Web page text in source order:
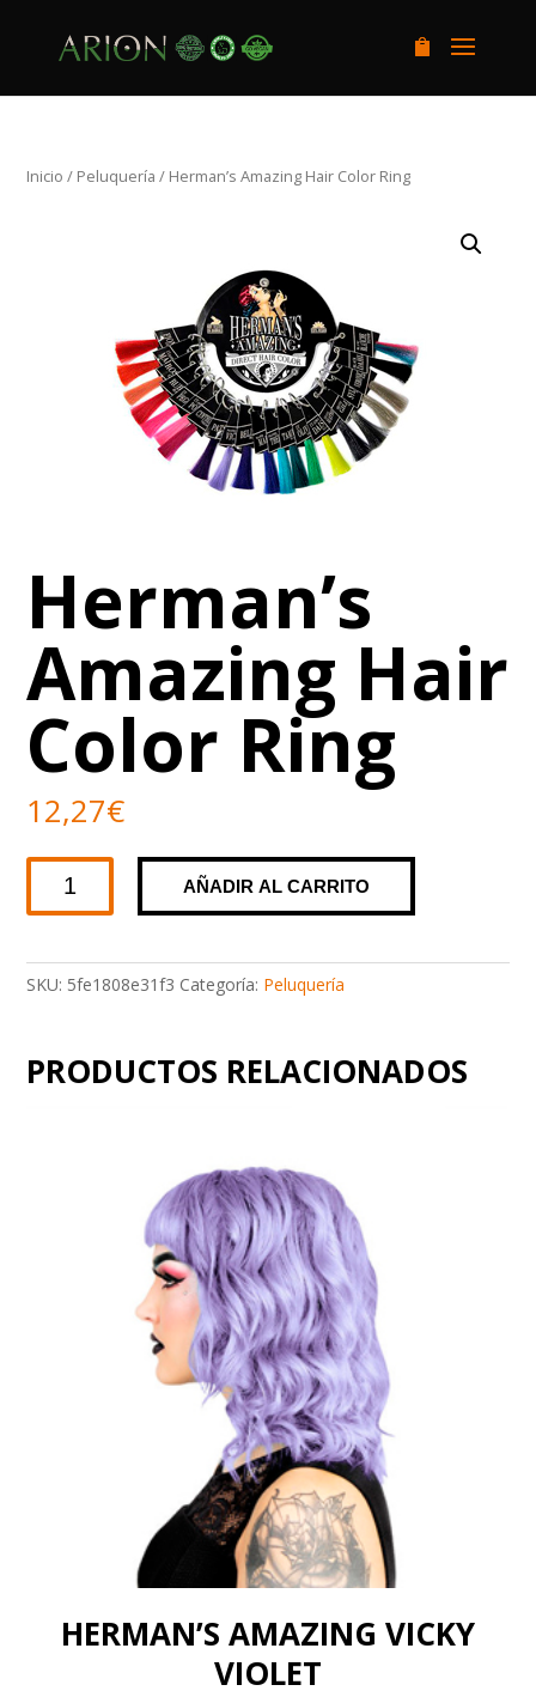
Inicio / Peluquería / Herman’s Amazing Hair Color Ring
Herman’s
Amazing Hair
Color Ring
12,27€
Herman's
Amazing
Ring
AÑADIR AL CARRITO
SKU: 5fe1808e31f3 Categoría: Peluquería
PRODUCTOS RELACIONADOS
HERMAN’S AMAZING VICKY
VIOLET